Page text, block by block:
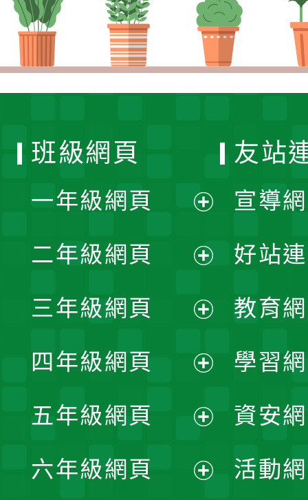
班級網頁
一年級網頁
開
選
單
二年級網頁
開
選
單
三年級網頁
開
選
單
四年級網頁
開
選
五年級網頁
開
六年級網頁
友站
宣導
好站
教育
學習
資安
活動